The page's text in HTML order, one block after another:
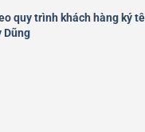
quy trình khách hàng ký
Dũng